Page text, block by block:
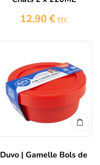
12,90€ ttc
Duvo | Gamelle Bols de